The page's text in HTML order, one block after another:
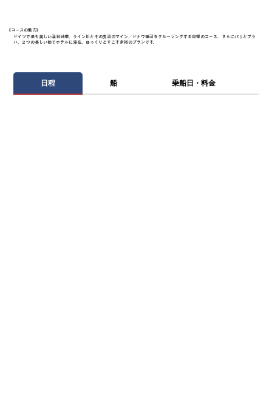
《​コースの魅力》
ドイツで最も美しい渓谷地帯、ライン川とその支流のマイン／ドナウ運河をクルージングする自慢のコース。さらにパリとプラ
ハ、２つの美しい都でホテルに滞在、ゆっくりとすごす余裕のプランです。
日程 船 乗船日・料金